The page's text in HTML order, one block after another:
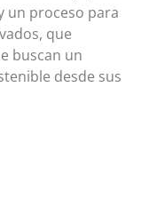
un proceso para
que
buscan un
desde sus